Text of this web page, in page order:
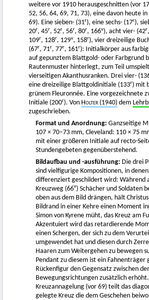
weitere vor 1910 herausgeschnitten (vor
52, 56, 64, 69, 71, 73), eine davon heute in
69). Eine sieben- (31r), eine sechs- (17r),
20r, 45r, 52r, 56r, 80r, 166v), acht vier- (42r
109r, 128r, 129v, 158r), vier dreizeilige
(67r, 71r, 77r, 161r): Initialkörper aus
auf gepunztem Blattgold- oder Farbgrund
Rautenmuster hinterlegt, zum Teil
vierseitigen Akanthusranken. Drei vier-
eine dreizeilige Blattgoldinitiale (133r) mit
grünem Fleuronnée. Eine vorgezeichnete
Initiale (200r). Von Holter (1940) dem
zugeschrieben.
Format und Anordnung: Ganzseitige
107 × 70–73 mm, Cleveland: 110 × 75
mit einer größeren Initiale auf recto-
Stundengebeten gegenüberstehend.
Bildaufbau und -ausführung: Die drei
sind vielfigurige Kompositionen, in
differenziert geschildert wird: Während
Kreuzweg (66v) Schächer und Soldaten
oben aus dem Bild drängen, hält
Bildrand in einer Kehre einen Moment
Simon von Kyrene müht, das Kreuz am
Akzentuiert wird das retardierende
einen Schergen, der sich zu dem
umgewendet hat und diesen durch
Haaren zum Weitergehen zu bewegen
Pendant zu diesem ist ein Fahnenträger
Rückenfigur den Gegensatz zwischen
Bewegungsrichtungen zusätzlich
Kreuzannagelung (vor 69) teilt das
gelegte Kreuz die dem Geschehen